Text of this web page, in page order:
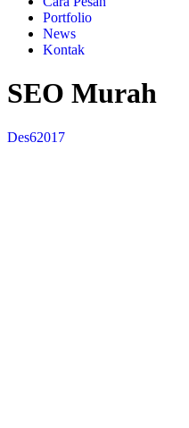
Portfolio
News
Kontak
SEO Murah
Des62017